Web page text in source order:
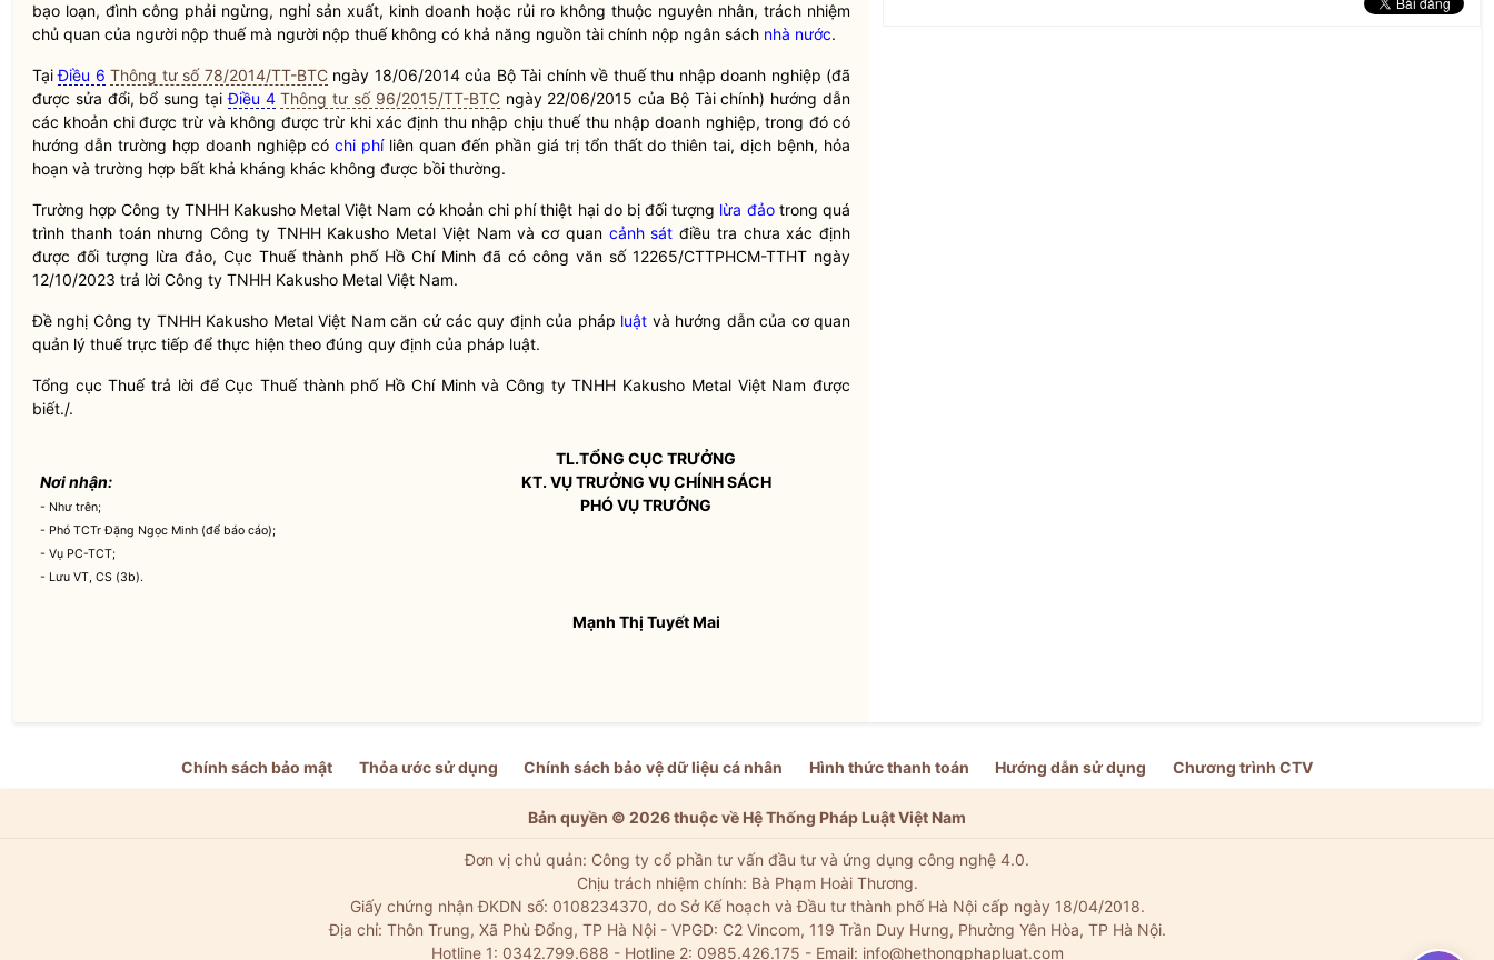
bạo loạn, đình công phải ngừng, nghỉ sản xuất, kinh doanh hoặc rủi ro không thuộc nguyên nhân, trách nhiệm
chủ quan của người nộp thuế mà người nộp thuế không có khả năng nguồn tài chính nộp ngân sách nhà nước.
TạiĐiều 6 Thông tư số 78/2014/TT-BTCngày 18/06/2014 của Bộ Tài chính về thuế thu nhập doanh nghiệp (đã
được sửa đổi, bổ sung tạiĐiều 4 Thông tư số 96/2015/TT-BTCngày 22/06/2015 của Bộ Tài chính) hướng dẫn
các khoản chi được trừ và không được trừ khi xác định thu nhập chịu thuế thu nhập doanh nghiệp, trong đó có
hướng dẫn trường hợp doanh nghiệp cóchi phíliên quan đến phần giá trị tổn thất do thiên tai, dịch bệnh, hỏa
hoạn và trường hợp bất khả kháng khác không được bồi thường.
Trường hợp Công ty TNHH Kakusho Metal Việt Nam có khoản chi phí thiệt hại do bị đối tượng lừa đảotrong quá
trình thanh toán nhưng Công ty TNHH Kakusho Metal Việt Nam và cơ quan cảnh sát điều tra chưa xác định
được đối tượng lừa đảo, Cục Thuế thành phố Hồ Chí Minh đã có công văn số 12265/CTTPHCM-TTHT ngày
12/10/2023 trả lời Công ty TNHH Kakusho Metal Việt Nam.
Đề nghị Công ty TNHH Kakusho Metal Việt Nam căn cứ các quy định của pháp luật và hướng dẫn của cơ quan
quản lý thuế trực tiếp để thực hiện theo đúng quy định của pháp luật.
Tổng cục Thuế trả lời để Cục Thuế thành phố Hồ Chí Minh và Công ty TNHH Kakusho Metal Việt Nam được
biết./.
Nơi nhận:
- Như trên;
- Phó TCTr Đặng Ngọc Minh (để báo cáo);
- Vụ PC-TCT;
- Lưu VT, CS (3b).
TL.TỔNG CỤC TRƯỞNG
KT. VỤ TRƯỞNG VỤ CHÍNH SÁCH
PHÓ VỤ TRƯỞNG
Mạnh Thị Tuyết Mai
Chính sách bảo mật Thỏa ước sử dụng Chính sách bảo vệ dữ liệu cá nhân Hình thức thanh toán Hướng dẫn sử dụng Chương trình CTV
Bản quyền © 2026 thuộc về Hệ Thống Pháp Luật Việt Nam
Đơn vị chủ quản: Công ty cổ phần tư vấn đầu tư và ứng dụng công nghệ 4.0.
Chịu trách nhiệm chính: Bà Phạm Hoài Thương.
Giấy chứng nhận ĐKDN số: 0108234370, do Sở Kế hoạch và Đầu tư thành phố Hà Nội cấp ngày 18/04/2018.
Địa chỉ: Thôn Trung, Xã Phù Đổng, TP Hà Nội - VPGD: C2 Vincom, 119 Trần Duy Hưng, Phường Yên Hòa, TP Hà Nội.
Hotline 1: 0342.799.688 - Hotline 2: 0985.426.175 - Email: info@hethongphapluat.com